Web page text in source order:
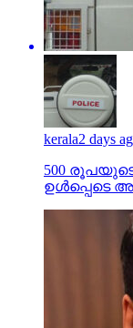
kerala2 days
500
ഉള്‍പ്പെടെ